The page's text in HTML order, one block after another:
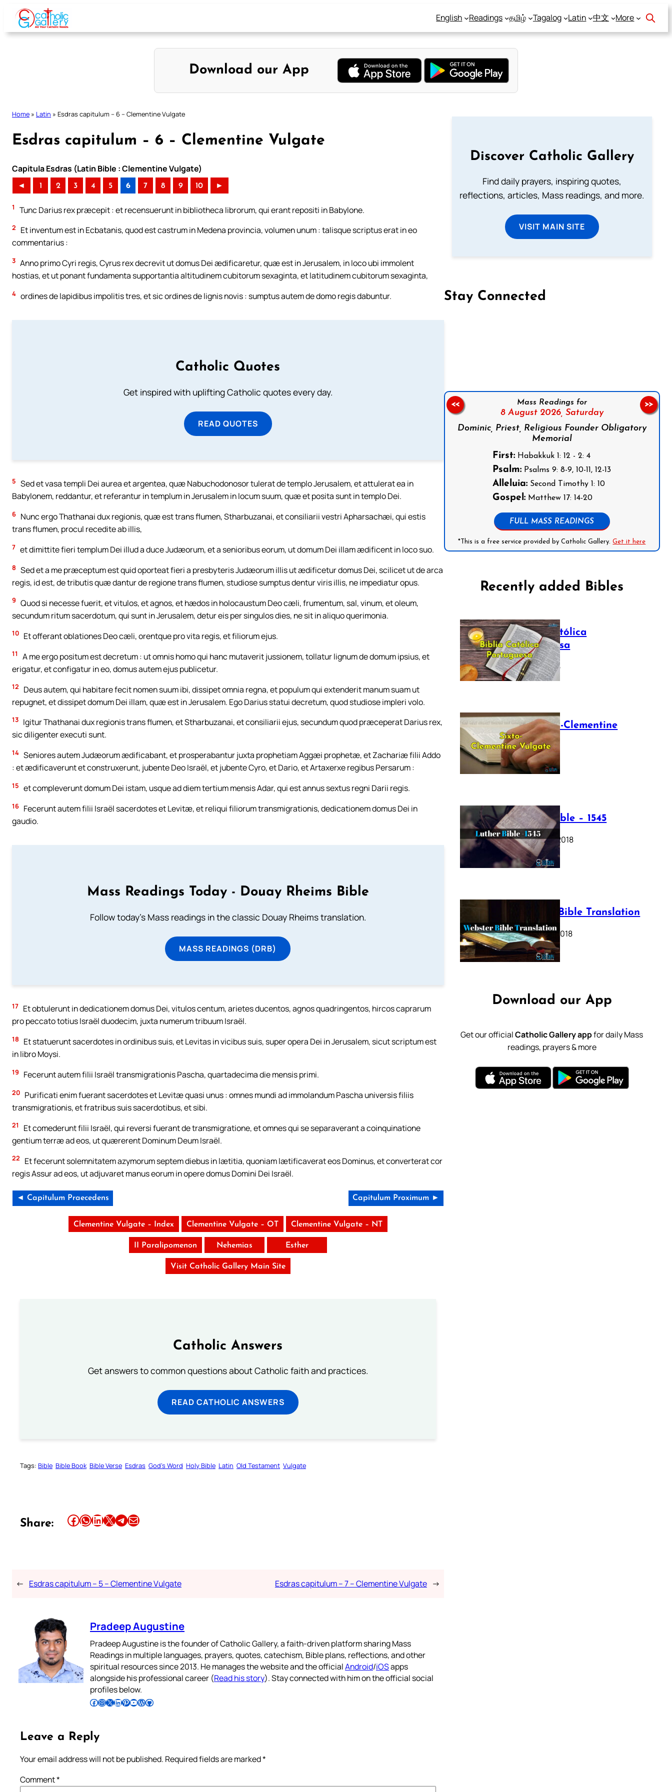
Skip
content
English Readings தமிழ் Tagalog Latin 中文 More
Download our App
Home » Latin » Esdras capitulum – 6 – Clementine Vulgate
Esdras capitulum – 6 – Clementine Vulgate
Capitula Esdras (Latin Bible : Clementine Vulgate)
◄ 1 2 3 4 5 6 7 8 9 10 ►
1 Tunc Darius rex præcepit : et recensuerunt in bibliotheca librorum, qui erant repositi in Babylone.
2
Et inventum est in Ecbatanis, quod est castrum in Medena provincia, volumen unum : talisque scriptus erat in eo
commentarius :
3 Anno primo Cyri regis, Cyrus rex decrevit ut domus Dei ædificaretur, quæ est in Jerusalem, in loco ubi immolent
hostias, et ut ponant fundamenta supportantia altitudinem cubitorum sexaginta, et latitudinem cubitorum sexaginta,
4 ordines de lapidibus impolitis tres, et sic ordines de lignis novis : sumptus autem de domo regis dabuntur.
Catholic Quotes
Get inspired with uplifting Catholic quotes every day.
READ QUOTES
5 Sed et vasa templi Dei aurea et argentea, quæ Nabuchodonosor tulerat de templo Jerusalem, et attulerat ea in
Babylonem, reddantur, et referantur in templum in Jerusalem in locum suum, quæ et posita sunt in templo Dei.
6 Nunc ergo Thathanai dux regionis, quæ est trans flumen, Stharbuzanai, et consiliarii vestri Apharsachæi, qui estis
trans flumen, procul recedite ab illis,
7 et dimittite fieri templum Dei illud a duce Judæorum, et a senioribus eorum, ut domum Dei illam ædificent in loco suo.
8 Sed et a me præceptum est quid oporteat fieri a presbyteris Judæorum illis ut ædificetur domus Dei, scilicet ut de arca
regis, id est, de tributis quæ dantur de regione trans flumen, studiose sumptus dentur viris illis, ne impediatur opus.
9 Quod si necesse fuerit, et vitulos, et agnos, et hædos in holocaustum Deo cæli, frumentum, sal, vinum, et oleum,
secundum ritum sacerdotum, qui sunt in Jerusalem, detur eis per singulos dies, ne sit in aliquo querimonia.
10 Et offerant oblationes Deo cæli, orentque pro vita regis, et filiorum ejus.
11
A me ergo positum est decretum : ut omnis homo qui hanc mutaverit jussionem, tollatur lignum de domum ipsius, et
erigatur, et configatur in eo, domus autem ejus publicetur.
12
Deus autem, qui habitare fecit nomen suum ibi, dissipet omnia regna, et populum qui extenderit manum suam ut
repugnet, et dissipet domum Dei illam, quæ est in Jerusalem. Ego Darius statui decretum, quod studiose impleri volo.
13 Igitur Thathanai dux regionis trans flumen, et Stharbuzanai, et consiliarii ejus, secundum quod præceperat Darius rex,
sic diligenter executi sunt.
14 Seniores autem Judæorum ædificabant, et prosperabantur juxta prophetiam Aggæi prophetæ, et Zachariæ filii Addo
: et ædificaverunt et construxerunt, jubente Deo Israël, et jubente Cyro, et Dario, et Artaxerxe regibus Persarum :
15 et compleverunt domum Dei istam, usque ad diem tertium mensis Adar, qui est annus sextus regni Darii regis.
16 Fecerunt autem filii Israël sacerdotes et Levitæ, et reliqui filiorum transmigrationis, dedicationem domus Dei in
gaudio.
Mass Readings Today - Douay Rheims Bible
Follow today's Mass readings in the classic Douay Rheims translation.
MASS READINGS (DRB)
17 Et obtulerunt in dedicationem domus Dei, vitulos centum, arietes ducentos, agnos quadringentos, hircos caprarum
pro peccato totius Israël duodecim, juxta numerum tribuum Israël.
18
Et statuerunt sacerdotes in ordinibus suis, et Levitas in vicibus suis, super opera Dei in Jerusalem, sicut scriptum est
in libro Moysi.
19 Fecerunt autem filii Israël transmigrationis Pascha, quartadecima die mensis primi.
20 Purificati enim fuerant sacerdotes et Levitæ quasi unus : omnes mundi ad immolandum Pascha universis filiis
transmigrationis, et fratribus suis sacerdotibus, et sibi.
21
Et comederunt filii Israël, qui reversi fuerant de transmigratione, et omnes qui se separaverant a coinquinatione
gentium terræ ad eos, ut quærerent Dominum Deum Israël.
22
Et fecerunt solemnitatem azymorum septem diebus in lætitia, quoniam lætificaverat eos Dominus, et converterat cor
regis Assur ad eos, ut adjuvaret manus eorum in opere domus Domini Dei Israël.
◄ Capitulum Praecedens Capitulum Proximum ►
Clementine Vulgate – Index Clementine Vulgate – OT Clementine Vulgate – NT
II Paralipomenon Nehemias Esther
Visit Catholic Gallery Main Site
Catholic Answers
Get answers to common questions about Catholic faith and practices.
READ CATHOLIC ANSWERS
Tags: Bible Bible Book Bible Verse Esdras God’s Word Holy Bible Latin Old Testament Vulgate
Share: Share this article on Facebook Share this article on WhatsApp Share this article on LinkedIn Share this article on X Share this article on TelegramEmail this Article
← Esdras capitulum – 5 – Clementine Vulgate Esdras capitulum – 7 – Clementine Vulgate →
Pradeep Augustine
Pradeep Augustine is the founder of Catholic Gallery, a faith-driven platform sharing Mass
Readings in multiple languages, prayers, quotes, catechism, Bible plans, reflections, and other
spiritual resources since 2013. He manages the website and the officialAndroid/iOSapps
alongside his professional career (Read his story). Stay connected with him on the official social
profiles below.
Follow Pradeep on Facebook Follow Pradeep on InstagramFollow Pradeep on X Follow Pradeep on LinkedIn Follow Pradeep on Pinterest Subscribe to Pradeep’s Youtube Channel Follow Pradeep on WordPress Follow Pradeep on GitHub
Leave a Reply
Your email address will not be published. Required fields are marked*
Comment*
Discover Catholic Gallery
Find daily prayers, inspiring quotes,
reflections, articles, Mass readings, and more.
VISIT MAIN SITE
Stay Connected
Mass Readings for
8 August 2026, Saturday
Dominic, Priest, Religious Founder Obligatory
Memorial
First: Habakkuk 1: 12 - 2: 4
Psalm: Psalms 9: 8-9, 10-11, 12-13
Alleluia: Second Timothy 1: 10
Gospel: Matthew 17: 14-20
FULL MASS READINGS
*This is a free service provided by Catholic Gallery.Get it here
<< >>
Recently added Bibles
Bíblia Católica
Portuguesa
July 16, 2025
The Sixto-Clementine
Vulgate
July 12, 2025
Luther Bible – 1545
October 17, 2018
Webster Bible Translation
October 11, 2018
Download our App
Get our officialCatholic Gallery appfor daily Mass
readings, prayers & more